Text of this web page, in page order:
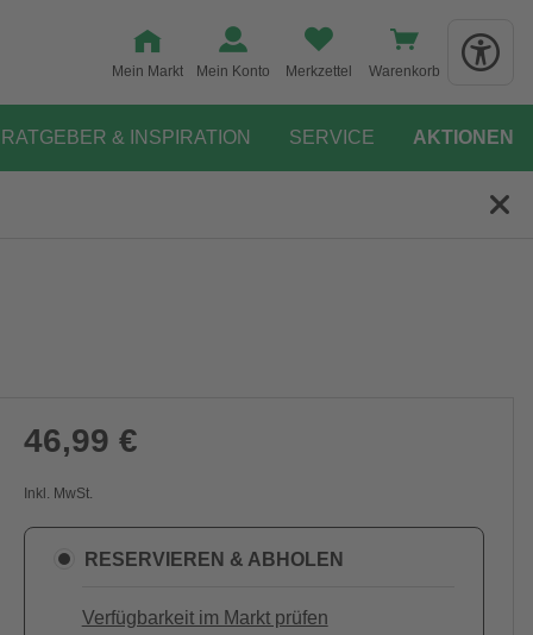
Mein Markt Mein Konto Merkzettel Warenkorb
RATGEBER & INSPIRATION SERVICE AKTIONEN
46,99 €
Inkl. MwSt.
RESERVIEREN & ABHOLEN
Verfügbarkeit im Markt prüfen